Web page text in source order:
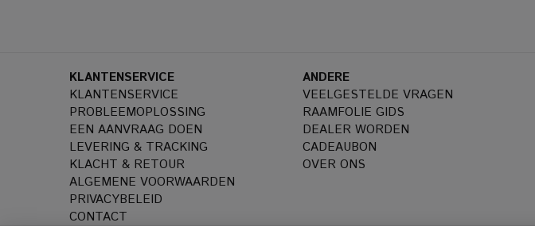
KLANTENSERVICE
KLANTENSERVICE
PROBLEEMOPLOSSING
EEN AANVRAAG DOEN
LEVERING & TRACKING
KLACHT & RETOUR
ALGEMENE VOORWAARDEN
PRIVACYBELEID
CONTACT
ANDERE
VEELGESTELDE VRAGEN
RAAMFOLIE GIDS
DEALER WORDEN
CADEAUBON
OVER ONS